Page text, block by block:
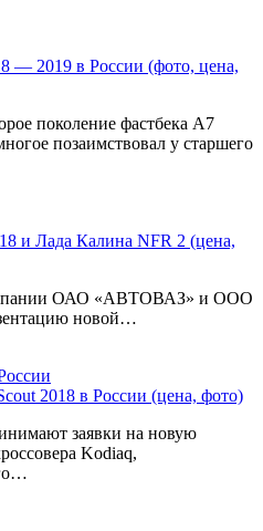
— 2019 в России (фото, цена,
поколение фастбека A7
позаимствовал у старшего
и Лада Калина NFR 2 (цена,
ОАО «АВТОВАЗ» и ООО
новой…
2018 в России (цена, фото)
заявки на новую
Kodiaq,